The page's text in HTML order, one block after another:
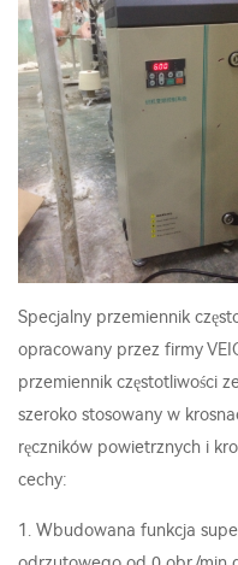
Specjalny przemiennik
opracowany przez firmy
przemiennik częstotliwości
szeroko stosowany w
ręczników powietrznych i
cechy:
1. Wbudowana funkcja